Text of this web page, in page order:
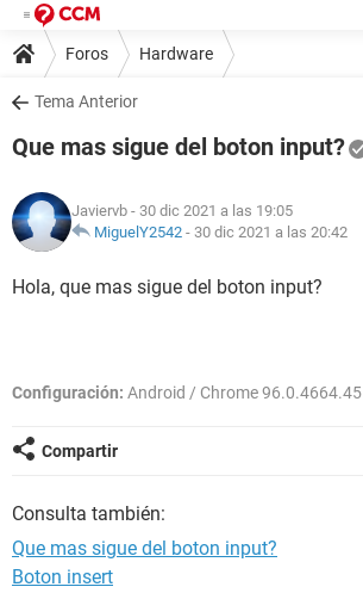
Foros Hardware
Tema Anterior
Que mas sigue del boton input?
Javiervb - 30 dic 2021 a las 19:05
MiguelY2542 - 30 dic 2021 a las 20:42
Hola, que mas sigue del boton input?
Configuración: Android / Chrome 96.0.4664.45
Compartir
Consulta también:
Que mas sigue del boton input?
Boton insert